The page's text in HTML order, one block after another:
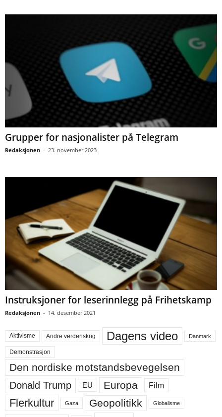
Grupper for nasjonalister på Telegram
Redaksjonen - 23. november 2023
Instruksjoner for leserinnlegg på Frihetskamp
Redaksjonen - 14. desember 2021
Aktivisme Andre verdenskrig Dagens video Danmark
Demonstrasjon
Den nordiske motstandsbevegelsen
Donald Trump EU Europa Film
Flerkultur Gaza Geopolitikk Globalisme